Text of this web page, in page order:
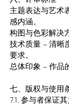
主题表达与艺术
感内涵。
构图与色彩解决
技术质量 – 清晰
要求。
总体印象 – 作品
七、版权与使用
7.1. 参与者保证